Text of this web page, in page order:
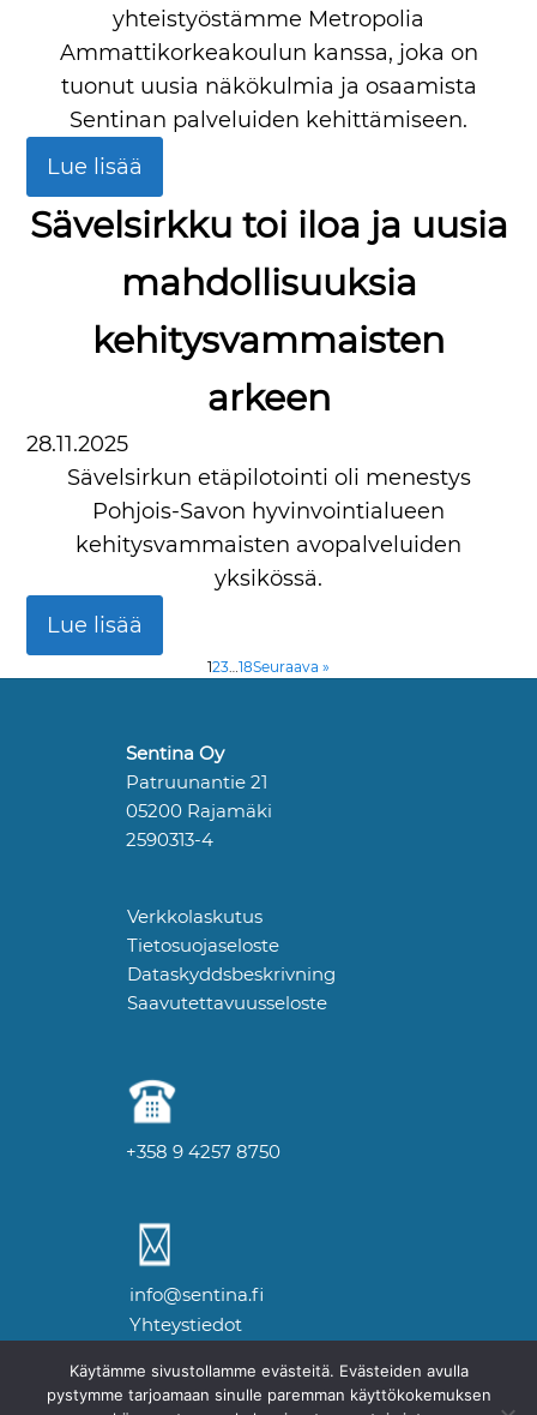
yhteistyöstämme Metropolia
Ammattikorkeakoulun kanssa, joka on
tuonut uusia näkökulmia ja osaamista
Sentinan palveluiden kehittämiseen.
Lue lisää
Sävelsirkku toi iloa ja uusia
mahdollisuuksia
kehitysvammaisten
arkeen
28.11.2025
Sävelsirkun etäpilotointi oli menestys
Pohjois-Savon hyvinvointialueen
kehitysvammaisten avopalveluiden
yksikössä.
Lue lisää
123…18Seuraava »
Sentina Oy
Patruunantie 21
05200 Rajamäki
2590313-4
Verkkolaskutus
Tietosuojaseloste
Dataskyddsbeskrivning
Saavutettavuusseloste
+358 9 4257 8750
info@sentina.fi
Yhteystiedot
Käytämme sivustollamme evästeitä. Evästeiden avulla
pystymme tarjoamaan sinulle paremman käyttökokemuksen